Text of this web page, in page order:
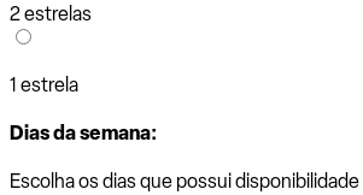
2 estrelas
1 estrela
Dias da semana:
Escolha os dias que possui disponibilidade